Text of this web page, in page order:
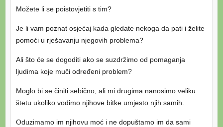
Možete li se poistovjetiti s tim?
Je li vam poznat osjećaj kada gledate nekoga da pati i želite
pomoći u rješavanju njegovih problema?
Ali što će se dogoditi ako se suzdržimo od pomaganja
ljudima koje muči određeni problem?
Moglo bi se činiti sebično, ali mi drugima nanosimo veliku
štetu ukoliko vodimo njihove bitke umjesto njih samih.
Oduzimamo im njihovu moć i ne dopuštamo im da sami